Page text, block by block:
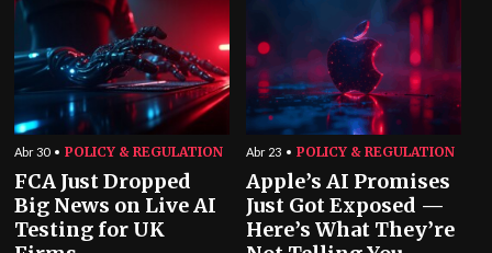
Abr 30 POLICY & REGULATION
FCA Just Dropped
Big News on Live AI
Testing for UK
Abr 23 POLICY & REGULATION
Apple’s AI Promises
Just Got Exposed —
Here’s What They’re